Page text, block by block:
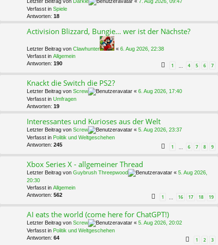
Verfasst in Spiele
Antworten: 18
Activision Blizzard, Bungie… wer ist der Nächste?
Letzter Beitrag von Clawhunter « 6. Aug 2026, 22:38
Verfasst in Allgemein
Antworten: 190 1 … 4 5 6 7
Knackt die Switch die PS2?
Letzter Beitrag von Screw « 6. Aug 2026, 17:40
Verfasst in Umfragen
Antworten: 19
Interessantes und Kurioses aus der Welt
Letzter Beitrag von Screw « 5. Aug 2026, 23:37
Verfasst in Politik und Weltgeschehen
Antworten: 245 1 … 6 7 8 9
Xbox Series X - allgemeiner Thread
Letzter Beitrag von Guybrush Threepwood « 5. Aug 2026,
20:30
Verfasst in Allgemein
Antworten: 562 1 … 16 17 18 19
AI eats the world (come here for ChatGPT!)
Letzter Beitrag von Screw « 5. Aug 2026, 20:02
Verfasst in Politik und Weltgeschehen
Antworten: 64 1 2 3